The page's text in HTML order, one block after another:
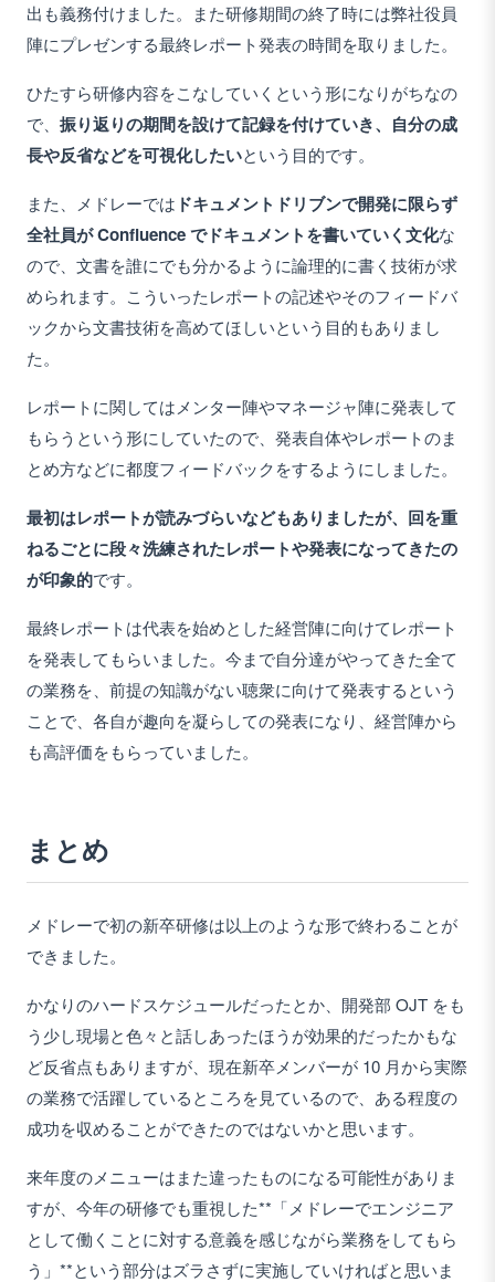
出も義務付けました。また研修期間の終了時には弊社役員
陣にプレゼンする最終レポート発表の時間を取りました。
ひたすら研修内容をこなしていくという形になりがちなの
で、 振り返りの期間を設けて記録を付けていき、自分の成
長や反省などを可視化したいという目的です。
また、メドレーでは ドキュメントドリブンで開発に限らず
全社員が Confluence でドキュメントを書いていく文化な
ので、文書を誰にでも分かるように論理的に書く技術が求
められます。こういったレポートの記述やそのフィードバ
ックから文書技術を高めてほしいという目的もありまし
た。
レポートに関してはメンター陣やマネージャ陣に発表して
もらうという形にしていたので、発表自体やレポートのま
とめ方などに都度フィードバックをするようにしました。
最初はレポートが読みづらいなどもありましたが、回を重
ねるごとに段々洗練されたレポートや発表になってきたの
が印象的です。
最終レポートは代表を始めとした経営陣に向けてレポート
を発表してもらいました。今まで自分達がやってきた全て
の業務を、前提の知識がない聴衆に向けて発表するという
ことで、各自が趣向を凝らしての発表になり、経営陣から
も高評価をもらっていました。
まとめ
メドレーで初の新卒研修は以上のような形で終わることが
できました。
かなりのハードスケジュールだったとか、開発部 OJT をも
う少し現場と色々と話しあったほうが効果的だったかもな
ど反省点もありますが、現在新卒メンバーが 10 月から実際
の業務で活躍しているところを見ているので、ある程度の
成功を収めることができたのではないかと思います。
来年度のメニューはまた違ったものになる可能性がありま
すが、今年の研修でも重視した**「メドレーでエンジニア
として働くことに対する意義を感じながら業務をしてもら
う」**という部分はズラさずに実施していければと思いま